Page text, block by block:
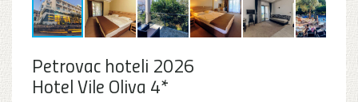
Petrovac hoteli 2026
Hotel Vile Oliva 4*